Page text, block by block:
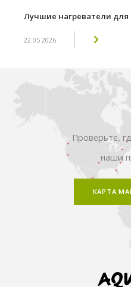
Лучшие нагреватели для
22 05 2026
Проверьте,
наши
КАРТА